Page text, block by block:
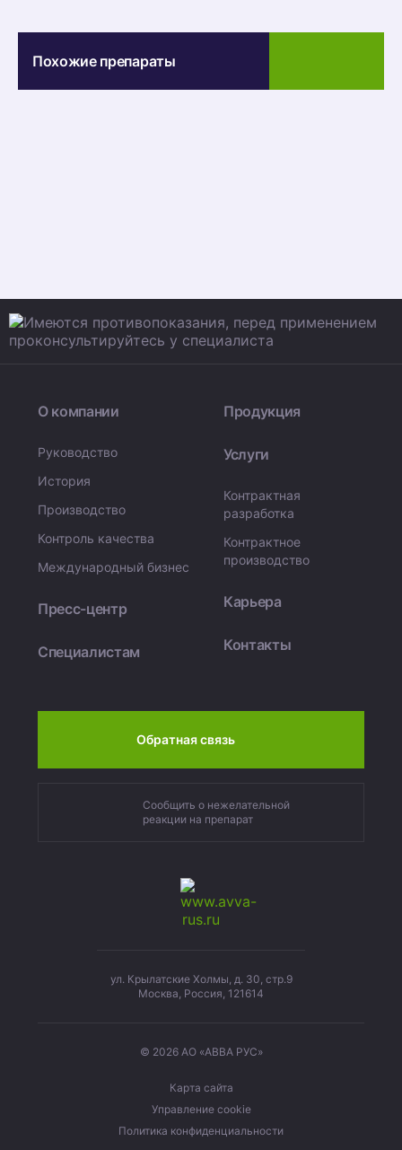
Похожие препараты
ул. Крылатские Холмы, д. 30, стр.9
Москва, Россия, 121614
О компании
Руководство
История
Производство
Контроль качества
Международный бизнес
Пресс-центр
Специалистам
Продукция
Услуги
Контрактная
разработка
Контрактное
производство
Карьера
Контакты
Обратная связь
Сообщить о нежелательной
реакции на препарат
© 2026 АО «АВВА РУС»
Карта сайта
Управление cookie
Политика конфиденциальности